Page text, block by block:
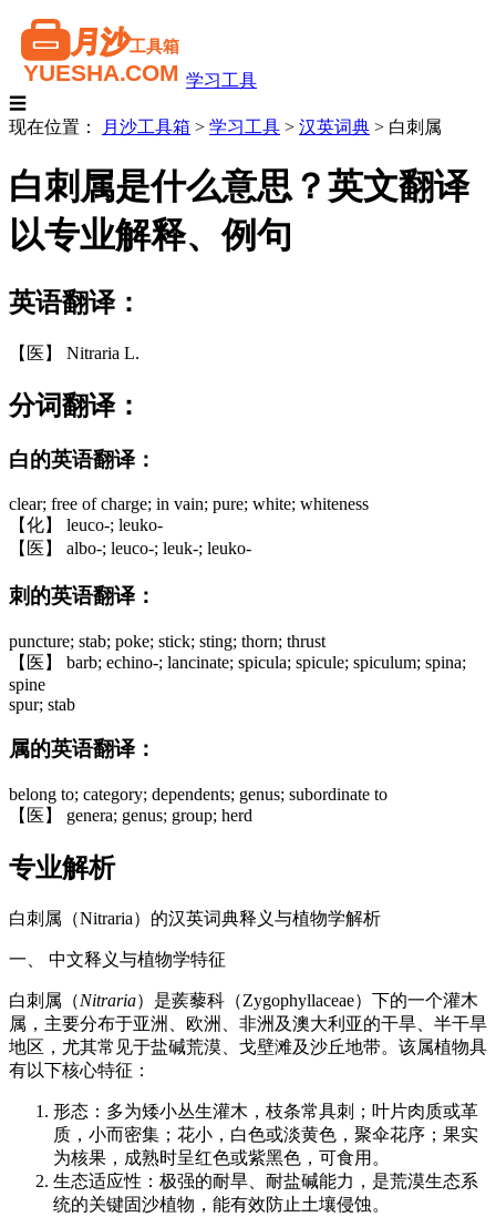
学习工具
☰
现在位置：
月沙工具箱 > 学习工具 > 汉英词典 > 白刺属
白刺属是什么意思？英文翻译
以专业解释、例句
英语翻译：
【医】 Nitraria L.
分词翻译：
白的英语翻译：
clear; free of charge; in vain; pure; white; whiteness
【化】 leuco-; leuko-
【医】 albo-; leuco-; leuk-; leuko-
刺的英语翻译：
puncture; stab; poke; stick; sting; thorn; thrust
【医】 barb; echino-; lancinate; spicula; spicule; spiculum; spina;
spine
spur; stab
属的英语翻译：
belong to; category; dependents; genus; subordinate to
【医】 genera; genus; group; herd
专业解析
白刺属（Nitraria）的汉英词典释义与植物学解析
一、 中文释义与植物学特征
白刺属（Nitraria）是蒺藜科（Zygophyllaceae）下的一个灌木
属，主要分布于亚洲、欧洲、非洲及澳大利亚的干旱、半干旱
地区，尤其常见于盐碱荒漠、戈壁滩及沙丘地带。该属植物具
有以下核心特征：
形态：多为矮小丛生灌木，枝条常具刺；叶片肉质或革
质，小而密集；花小，白色或淡黄色，聚伞花序；果实
为核果，成熟时呈红色或紫黑色，可食用。
生态适应性：极强的耐旱、耐盐碱能力，是荒漠生态系
统的关键固沙植物，能有效防止土壤侵蚀。